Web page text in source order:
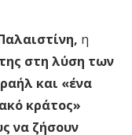
η
στη λύση των
και «ένα
κράτος»
να ζήσουν